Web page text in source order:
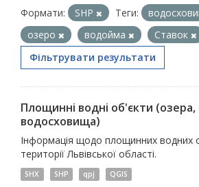
Формати: SHP Теги:
озеро
водойма Ставок
Фільтрувати результати
Площинні водні об'єкти (озера,
водосховища)
Інформація щодо площинних водних
території Львівської області.
SHX SHP qpj QGIS